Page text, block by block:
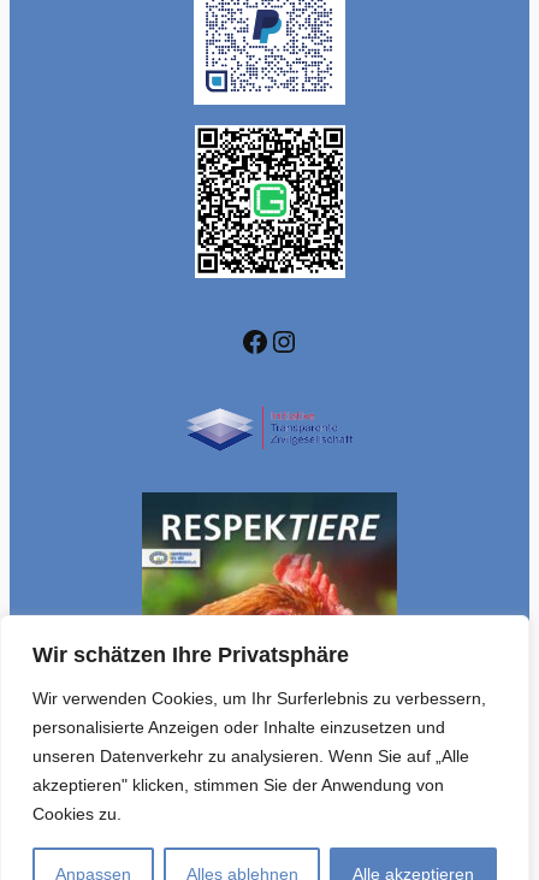
Wir schätzen Ihre Privatsphäre
Wir verwenden Cookies, um Ihr Surferlebnis zu verbessern,
personalisierte Anzeigen oder Inhalte einzusetzen und
unseren Datenverkehr zu analysieren. Wenn Sie auf „Alle
akzeptieren" klicken, stimmen Sie der Anwendung von
Cookies zu.
Anpassen Alles ablehnen Alle akzeptieren
DE
Facebook Instagram